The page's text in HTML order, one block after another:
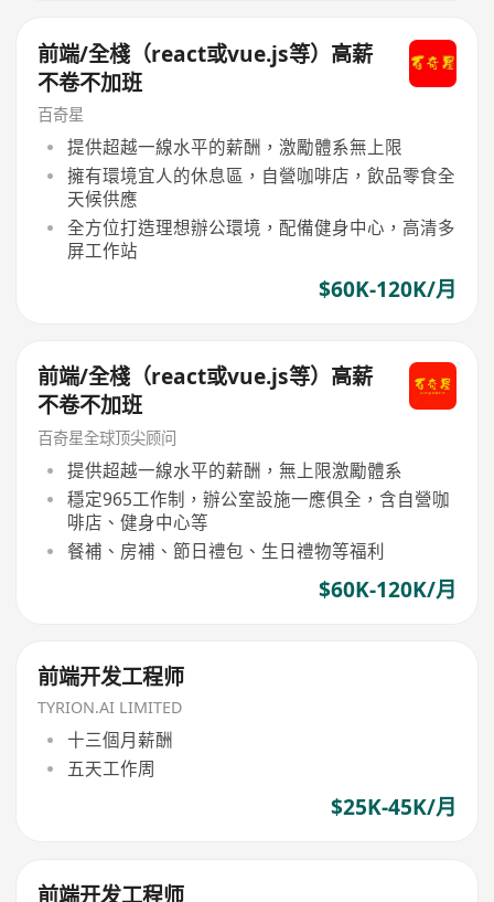
前端/全棧（react或vue.js等）高薪
不卷不加班
百奇星
提供超越一線水平的薪酬，激勵體系無上限
擁有環境宜人的休息區，自營咖啡店，飲品零食全
天候供應
全方位打造理想辦公環境，配備健身中心，高清多
屏工作站
$60K-120K/月
前端/全棧（react或vue.js等）高薪
不卷不加班
百奇星全球顶尖顾问
提供超越一線水平的薪酬，無上限激勵體系
穩定965工作制，辦公室設施一應俱全，含自營咖
啡店、健身中心等
餐補、房補、節日禮包、生日禮物等福利
$60K-120K/月
前端开发工程师
TYRION.AI LIMITED
十三個月薪酬
五天工作周
$25K-45K/月
前端开发工程师